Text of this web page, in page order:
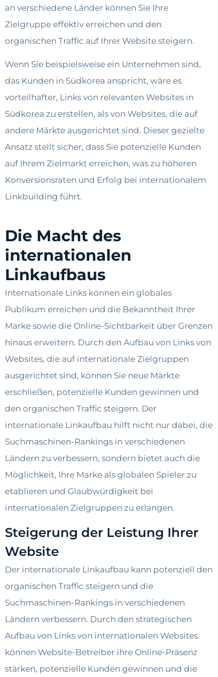
an verschiedene Länder können Sie Ihre
Zielgruppe effektiv erreichen und den
organischen Traffic auf Ihrer Website steigern.
Wenn Sie beispielsweise ein Unternehmen sind,
das Kunden in Südkorea anspricht, wäre es
vorteilhafter, Links von relevanten Websites in
Südkorea zu erstellen, als von Websites, die auf
andere Märkte ausgerichtet sind. Dieser gezielte
Ansatz stellt sicher, dass Sie potenzielle Kunden
auf Ihrem Zielmarkt erreichen, was zu höheren
Konversionsraten und Erfolg bei internationalem
Linkbuilding führt.
Die Macht des
internationalen
Linkaufbaus
Internationale Links können ein globales
Publikum erreichen und die Bekanntheit Ihrer
Marke sowie die Online-Sichtbarkeit über Grenzen
hinaus erweitern. Durch den Aufbau von Links von
Websites, die auf internationale Zielgruppen
ausgerichtet sind, können Sie neue Märkte
erschließen, potenzielle Kunden gewinnen und
den organischen Traffic steigern. Der
internationale Linkaufbau hilft nicht nur dabei, die
Suchmaschinen-Rankings in verschiedenen
Ländern zu verbessern, sondern bietet auch die
Möglichkeit, Ihre Marke als globalen Spieler zu
etablieren und Glaubwürdigkeit bei
internationalen Zielgruppen zu erlangen.
Steigerung der Leistung Ihrer
Website
Der internationale Linkaufbau kann potenziell den
organischen Traffic steigern und die
Suchmaschinen-Rankings in verschiedenen
Ländern verbessern. Durch den strategischen
Aufbau von Links von internationalen Websites
können Website-Betreiber ihre Online-Präsenz
stärken, potenzielle Kunden gewinnen und die